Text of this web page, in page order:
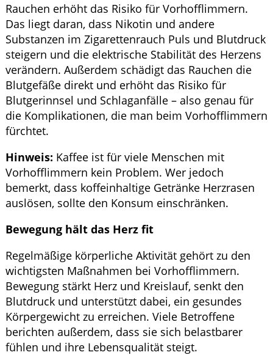
Rauchen erhöht das Risiko für Vorhofflimmern.
Das liegt daran, dass Nikotin und andere
Substanzen im Zigarettenrauch Puls und Blutdruck
steigern und die elektrische Stabilität des Herzens
verändern. Außerdem schädigt das Rauchen die
Blutgefäße direkt und erhöht das Risiko für
Blutgerinnsel und Schlaganfälle – also genau für
die Komplikationen, die man beim Vorhofflimmern
fürchtet.
Hinweis: Kaffee ist für viele Menschen mit
Vorhofflimmern kein Problem. Wer jedoch
bemerkt, dass koffeinhaltige Getränke Herzrasen
auslösen, sollte den Konsum einschränken.
Bewegung hält das Herz fit
Regelmäßige körperliche Aktivität gehört zu den
wichtigsten Maßnahmen bei Vorhofflimmern.
Bewegung stärkt Herz und Kreislauf, senkt den
Blutdruck und unterstützt dabei, ein gesundes
Körpergewicht zu erreichen. Viele Betroffene
berichten außerdem, dass sie sich belastbarer
fühlen und ihre Lebensqualität steigt.